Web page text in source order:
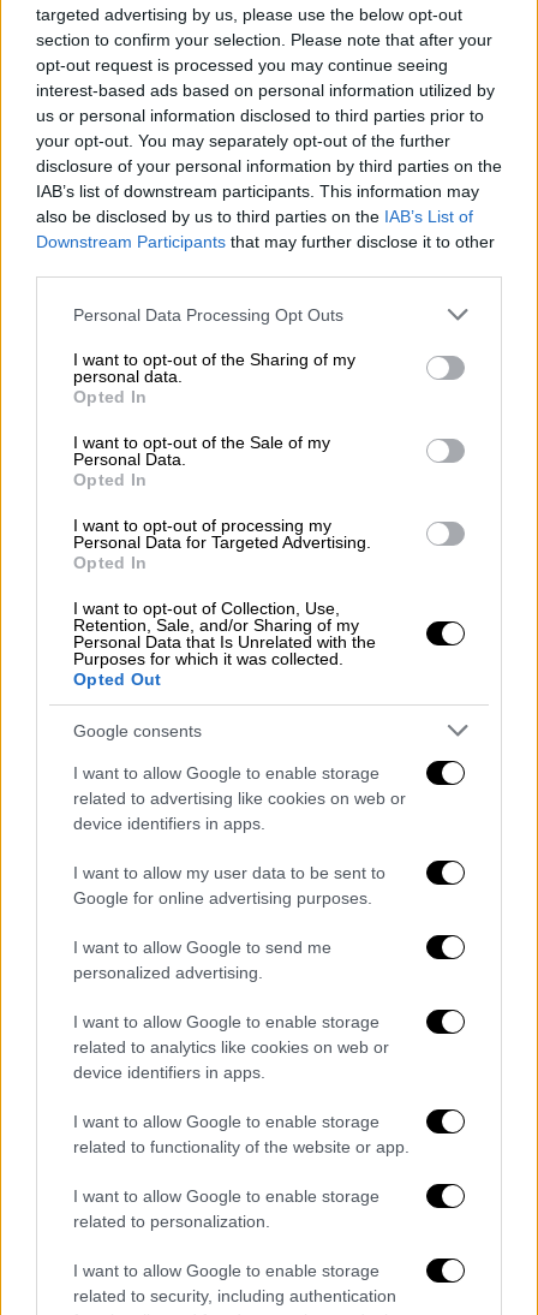
targeted advertising by us, please use the below opt-out
section to confirm your selection. Please note that after your
opt-out request is processed you may continue seeing
interest-based ads based on personal information utilized by
us or personal information disclosed to third parties prior to
your opt-out. You may separately opt-out of the further
disclosure of your personal information by third parties on the
IAB’s list of downstream participants. This information may
also be disclosed by us to third parties on the IAB’s List of
Downstream Participants that may further disclose it to other
Please note that this website/app uses one or more Google
not limited to your visit or usage behaviour. You may click to
grant or deny consent to Google and its third-party tags to
use your data for below specified purposes in below Google
consent section.
Personal Data Processing Opt Outs
I want to opt-out of the Sharing of my
personal data.
Opted In
I want to opt-out of the Sale of my
Personal Data.
Opted In
I want to opt-out of processing my
Personal Data for Targeted Advertising.
Opted In
I want to opt-out of Collection, Use,
Retention, Sale, and/or Sharing of my
Personal Data that Is Unrelated with the
Purposes for which it was collected.
Opted Out
Google consents
I want to allow Google to enable storage
related to advertising like cookies on web or
device identifiers in apps.
I want to allow my user data to be sent to
Google for online advertising purposes.
I want to allow Google to send me
personalized advertising.
I want to allow Google to enable storage
related to analytics like cookies on web or
device identifiers in apps.
I want to allow Google to enable storage
related to functionality of the website or app.
I want to allow Google to enable storage
related to personalization.
I want to allow Google to enable storage
related to security, including authentication
αυτά το υπουργείο Υποδομών», είπε ο κ.
Κουρέτας αναφέροντας ότι δημοσιεύθηκε σε
ΦΕΚ η απόφαση για τα έργα στις 14
Οκτωβρίου.
Ο περιφερειάρχης Θεσσαλίας εξήγησε ότι οι
κάτοικοι των χωριών τον ενημέρωσαν πως
τα έργα έχουν σταματήσει. Μάλιστα εξήγησε
πως το επιβεβαίωσαν και οι τεχνικές
υπηρεσίες οι οποίες αρνούνται να
σταματήσουν, καθώςο κ. Αγοραστός τους
είπε να σταματήσουν.
Όπως είπεπρόκειται για έργα ενίσχυσης των
αποφάσισε
να σταματήσει μετά τις εκλογέςλέγοντας
στην κυβέρνηση πως έχουν τελειώσει τα
περιφέρεια. Εξήγησε ότι μετά την
καταγγελία, ο κ. Αγοραστός έδωσε εντολή
να συνεχιστούν τα έργα.
Αγοραστόςαποδοκιμάστηκεκαι είμαι εγώ
περιφερειάρχης,ζητώ να υπάρχει ένα
γραφείο δίπλα στο γραφείο του
εγώ μαζί και οτιδήποτε αποφασίζει να είναι
σε γνώση μου και από εδώ και πέρα όσα
γίνονται να τα γνωρίζω και να λέω τη γνώμη
μου», σημείωσε ο κ. Κουρέτας.
αποζημιώσειςπου είχε εξαγγείλει ο κ.
Αυγενάκης και περιμένουμε να δοθούν, μένει